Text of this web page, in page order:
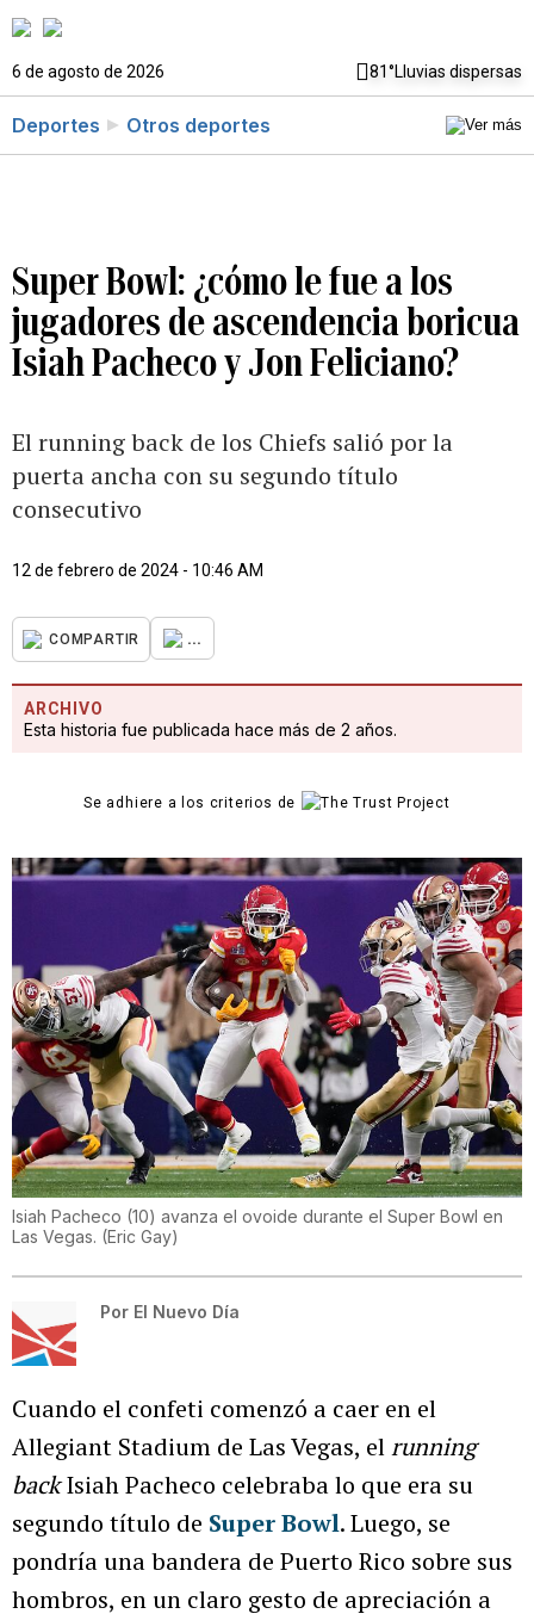
6 de agosto de 2026 81°Lluvias dispersas
Deportes Otros deportes
Super Bowl: ¿cómo le fue a los
jugadores de ascendencia boricua
Isiah Pacheco y Jon Feliciano?
El running back de los Chiefs salió por la
puerta ancha con su segundo título
consecutivo
12 de febrero de 2024 - 10:46 AM
COMPARTIR ...
ARCHIVO
Esta historia fue publicada hace más de 2 años.
Se adhiere a los criterios de
Isiah Pacheco (10) avanza el ovoide durante el Super Bowl en
Las Vegas. (Eric Gay)
Por El Nuevo Día
Cuando el confeti comenzó a caer en el
Allegiant Stadium de Las Vegas, elrunning
backIsiah Pacheco celebraba lo que era su
segundo título de Super Bowl. Luego, se
pondría una bandera de Puerto Rico sobre sus
hombros, en un claro gesto de apreciación a